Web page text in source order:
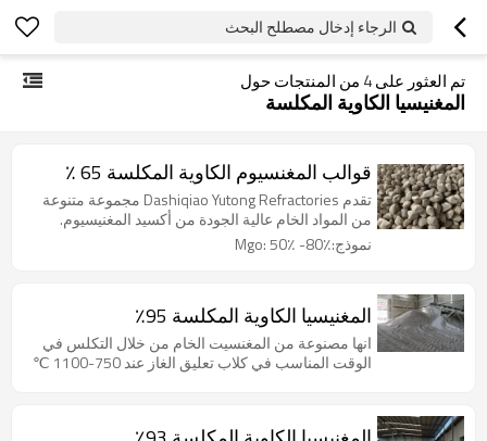
الرجاء إدخال مصطلح البحث
تم العثور على4 من المنتجات حول
المغنيسيا الكاوية المكلسة
قوالب المغنسيوم الكاوية المكلسة 65 ٪
تقدم Dashiqiao Yutong Refractories مجموعة متنوعة
من المواد الخام عالية الجودة من أكسيد المغنيسيوم.
نموذج:Mgo: 50٪ -80٪
المغنيسيا الكاوية المكلسة 95٪
انها مصنوعة من المغنسيت الخام من خلال التكلس في
الوقت المناسب في كلاب تعليق الغاز عند 750-1100 ℃